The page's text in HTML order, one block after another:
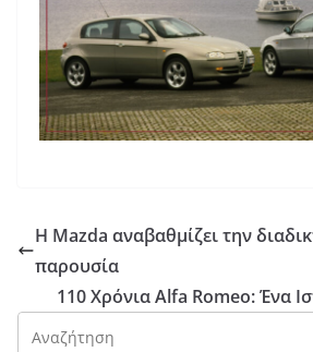
Η Mazda αναβαθμίζει την
παρουσία
110 Χρόνια Alfa Romeo: Ένα